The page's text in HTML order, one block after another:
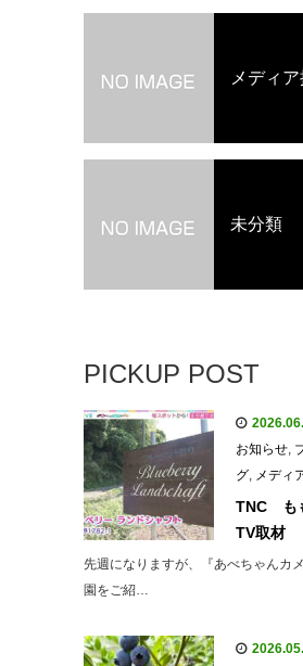
メディ
未分類
PICKUP POST
お知らせ,
グ, メディ
TNC も
TV取材
先週になりますが、『あべちゃんカ
園をご紹…